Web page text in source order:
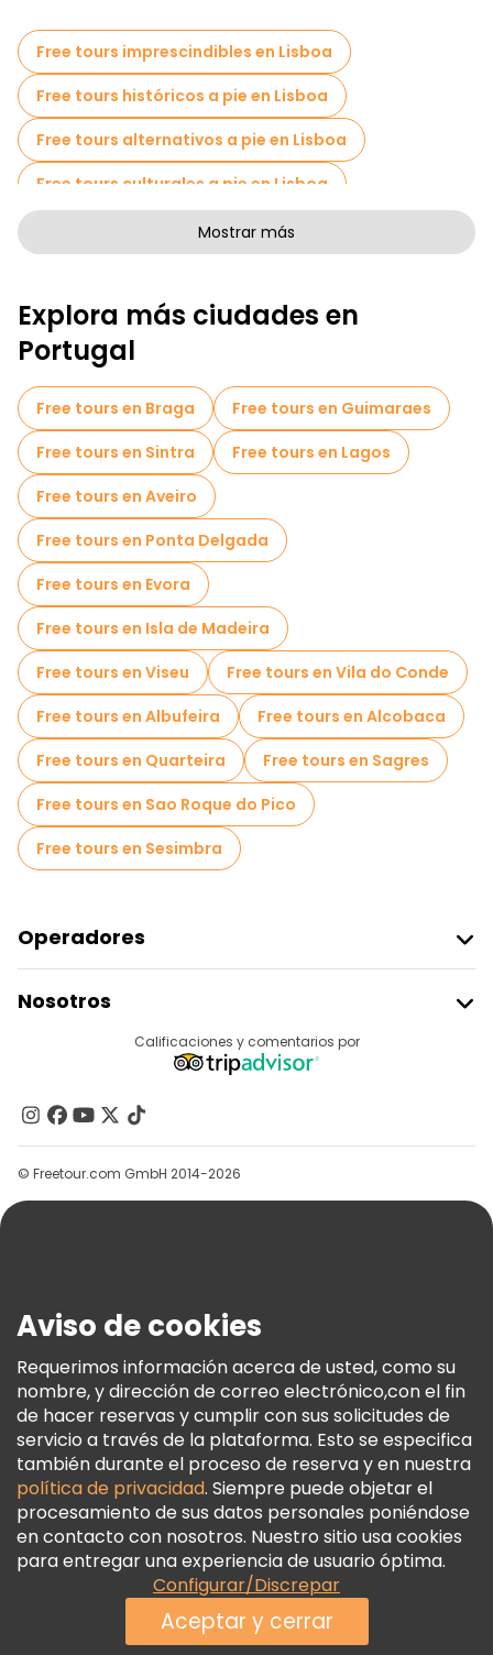
Free tours imprescindibles en Lisboa
Free tours históricos a pie en Lisboa
Free tours alternativos a pie en Lisboa
Free tours culturales a pie en Lisboa
Free tours de arte a pie en Lisboa
Tours de Pub Crawl en Lisboa
Tours autoguiados en Lisboa
Juegos de escape en Lisboa
Tours fotográficos en Lisboa
Tickets de entrada en Lisboa
Cruceros en Lisboa
Free Tour Leyendas y Misterios de Lisboa
Museos en Lisboa
Free tour por el casco antiguo en Lisboa
Tours mercados en Lisboa
Tours de degustación locales en Lisboa
Free tours de un día en Lisboa
Free tours nocturnos a pie en Lisboa
Tours gastronómicos en Lisboa
Free tours cerca Commerce Square
Free tours cerca Lisbon Cathedral
Mostrar más
Explora más ciudades en
Portugal
Free tours en Braga
Free tours en Guimaraes
Free tours en Sintra
Free tours en Lagos
Free tours en Aveiro
Free tours en Ponta Delgada
Free tours en Evora
Free tours en Isla de Madeira
Free tours en Viseu
Free tours en Vila do Conde
Free tours en Albufeira
Free tours en Alcobaca
Free tours en Quarteira
Free tours en Sagres
Free tours en Sao Roque do Pico
Free tours en Sesimbra
Operadores
Acceder Como Proveedor
Programa De Afiliados
Nosotros
Contacto
Grupos
Ayuda
Términos E Información Legal
Política De Cookies
Freetour Premios
Programa De Fidelidad
Calificaciones y comentarios por
© Freetour.com GmbH 2014-2026
Aviso de cookies
Requerimos información acerca de usted, como su
nombre, y dirección de correo electrónico,con el fin
de hacer reservas y cumplir con sus solicitudes de
servicio a través de la plataforma. Esto se especifica
también durante el proceso de reserva y en nuestra
política de privacidad. Siempre puede objetar el
procesamiento de sus datos personales poniéndose
en contacto con nosotros. Nuestro sitio usa cookies
para entregar una experiencia de usuario óptima.
Configurar/Discrepar
Aceptar y cerrar